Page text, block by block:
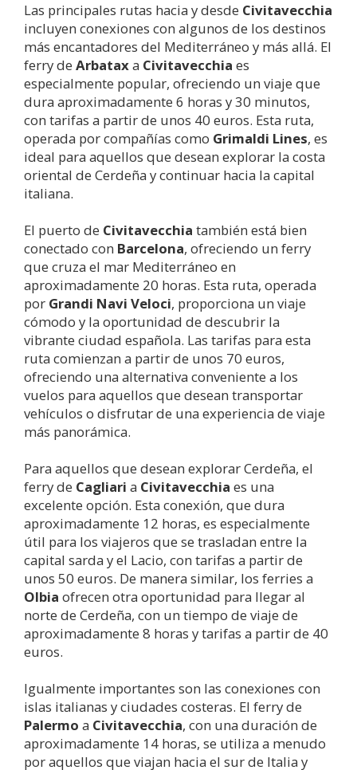
Las principales rutas hacia y desde Civitavecchia
incluyen conexiones con algunos de los destinos
más encantadores del Mediterráneo y más allá. El
ferry de Arbataxa Civitavecchia es
especialmente popular, ofreciendo un viaje que
dura aproximadamente 6 horas y 30 minutos,
con tarifas a partir de unos 40 euros. Esta ruta,
operada por compañías como Grimaldi Lines, es
ideal para aquellos que desean explorar la costa
oriental de Cerdeña y continuar hacia la capital
italiana.
El puerto de Civitavecchia también está bien
conectado con Barcelona, ofreciendo un ferry
que cruza el mar Mediterráneo en
aproximadamente 20 horas. Esta ruta, operada
por Grandi Navi Veloci, proporciona un viaje
cómodo y la oportunidad de descubrir la
vibrante ciudad española. Las tarifas para esta
ruta comienzan a partir de unos 70 euros,
ofreciendo una alternativa conveniente a los
vuelos para aquellos que desean transportar
vehículos o disfrutar de una experiencia de viaje
más panorámica.
Para aquellos que desean explorar Cerdeña, el
ferry de Cagliari a Civitavecchia es una
excelente opción. Esta conexión, que dura
aproximadamente 12 horas, es especialmente
útil para los viajeros que se trasladan entre la
capital sarda y el Lacio, con tarifas a partir de
unos 50 euros. De manera similar, los ferries a
Olbia ofrecen otra oportunidad para llegar al
norte de Cerdeña, con un tiempo de viaje de
aproximadamente 8 horas y tarifas a partir de 40
euros.
Igualmente importantes son las conexiones con
islas italianas y ciudades costeras. El ferry de
Palermo a Civitavecchia, con una duración de
aproximadamente 14 horas, se utiliza a menudo
por aquellos que viajan hacia el sur de Italia y